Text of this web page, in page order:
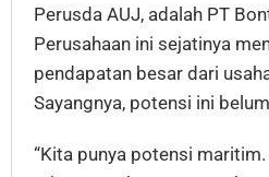
Perusda AUJ, adalah PT
Perusahaan ini sejatinya
pendapatan besar dari
Sayangnya, potensi ini
“Kita punya potensi